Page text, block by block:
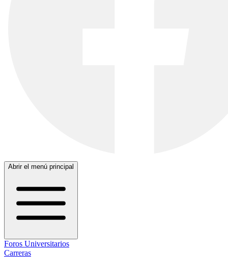
Abrir el menú principal
Foros Universitarios
Carreras